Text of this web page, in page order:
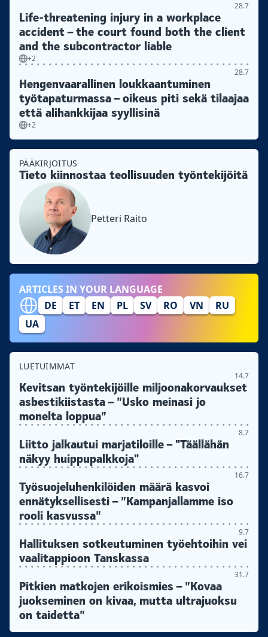
28.7
Life-threatening injury in a workplace
accident – the court found both the client
and the subcontractor liable
+2
28.7
Hengenvaarallinen loukkaantuminen
työtapaturmassa – oikeus piti sekä tilaajaa
että alihankkijaa syyllisinä
+2
PÄÄKIRJOITUS
Tieto kiinnostaa teollisuuden työntekijöitä
Petteri Raito
ARTICLES IN YOUR LANGUAGE
DE
ET EN PL SV RO VN
RU
UA
LUETUIMMAT
14.7
Kevitsan työntekijöille miljoonakorvaukset
asbestikiistasta – ”Usko meinasi jo
monelta loppua”
8.7
Liitto jalkautui marjatiloille – "Täällähän
näkyy huippupalkkoja"
16.7
Työsuojeluhenkilöiden määrä kasvoi
ennätyksellisesti – ”Kampanjallamme iso
rooli kasvussa”
9.7
Hallituksen sotkeutuminen työehtoihin vei
vaalitappioon Tanskassa
31.7
Pitkien matkojen erikoismies – ”Kovaa
juokseminen on kivaa, mutta ultrajuoksu
on taidetta”